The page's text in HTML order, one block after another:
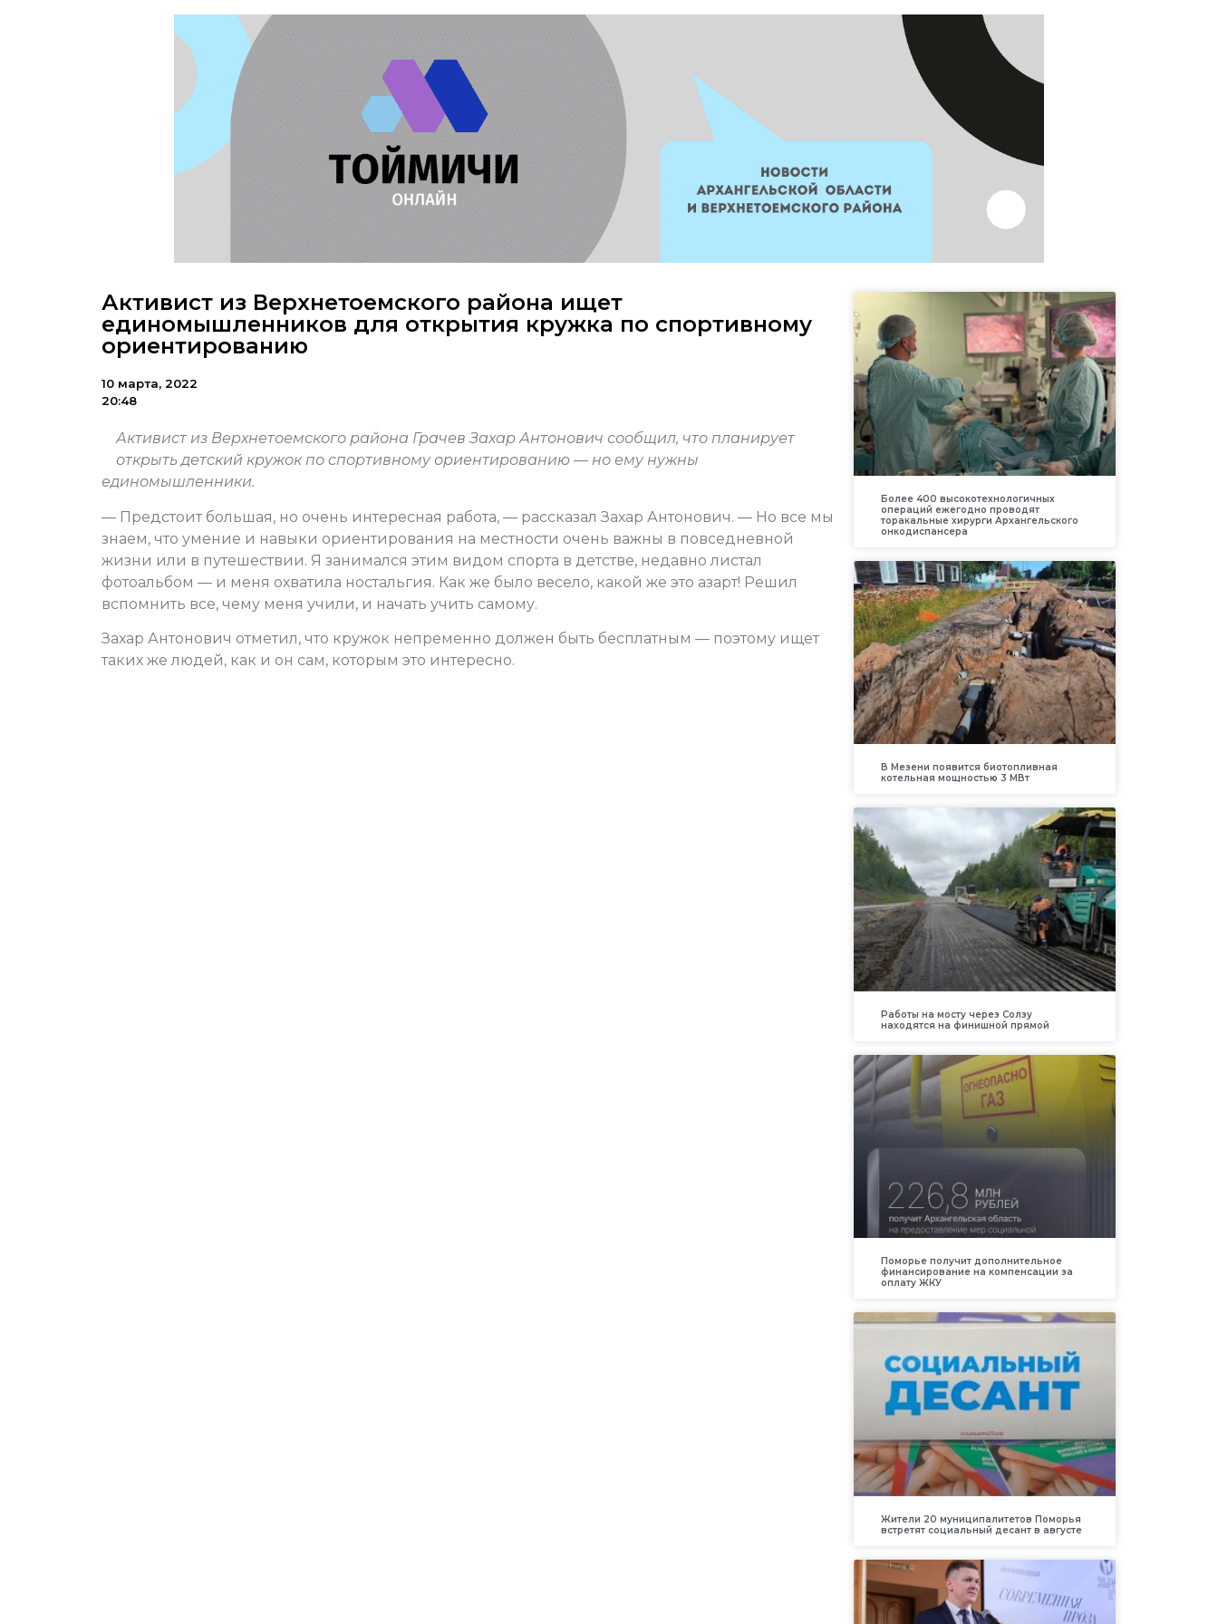
Активист из Верхнетоемского района ищет
единомышленников для открытия кружка по спортивному
ориентированию
10 марта, 2022
20:48
Активист из Верхнетоемского района Грачев Захар Антонович сообщил, что планирует
открыть детский кружок по спортивному ориентированию — но ему нужны
единомышленники.
— Предстоит большая, но очень интересная работа, — рассказал Захар Антонович. — Но все мы
знаем, что умение и навыки ориентирования на местности очень важны в повседневной
жизни или в путешествии. Я занимался этим видом спорта в детстве, недавно листал
фотоальбом — и меня охватила ностальгия. Как же было весело, какой же это азарт! Решил
вспомнить все, чему меня учили, и начать учить самому.
Захар Антонович отметил, что кружок непременно должен быть бесплатным — поэтому ищет
таких же людей, как и он сам, которым это интересно.
Более 400 высокотехнологичных
операций ежегодно проводят
торакальные хирурги Архангельского
онкодиспансера
В Мезени появится биотопливная
котельная мощностью 3 МВт
Работы на мосту через Солзу
находятся на финишной прямой
Поморье получит дополнительное
финансирование на компенсации за
оплату ЖКУ
Жители 20 муниципалитетов Поморья
встретят социальный десант в августе